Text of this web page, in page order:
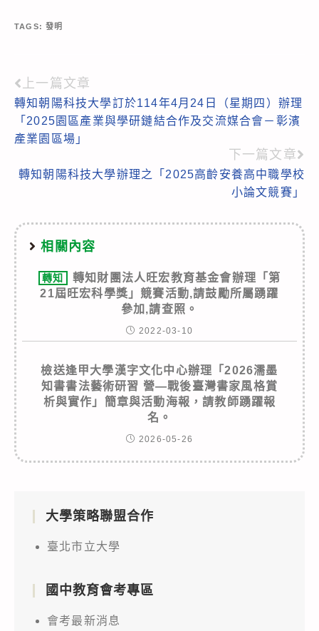
TAGS:發明
Read
more
articles
上一篇文章
轉知朝陽科技大學訂於114年4月24日（星期四）辦理
「2025園區產業與學研鏈結合作及交流媒合會－彰濱
產業園區場」
下一篇文章
轉知朝陽科技大學辦理之「2025高齡安養高中職學校
小論文競賽」
相關內容
轉知
轉知財團法人旺宏教育基金會辦理「第
21屆旺宏科學獎」競賽活動,請鼓勵所屬踴躍
參加,請查照。
2022-03-10
檢送逢甲大學漢字文化中心辦理「2026濡墨
知書書法藝術研習 營—戰後臺灣書家風格賞
析與實作」簡章與活動海報，請教師踴躍報
名。
2026-05-26
大學策略聯盟合作
臺北市立大學
國中教育會考專區
會考最新消息